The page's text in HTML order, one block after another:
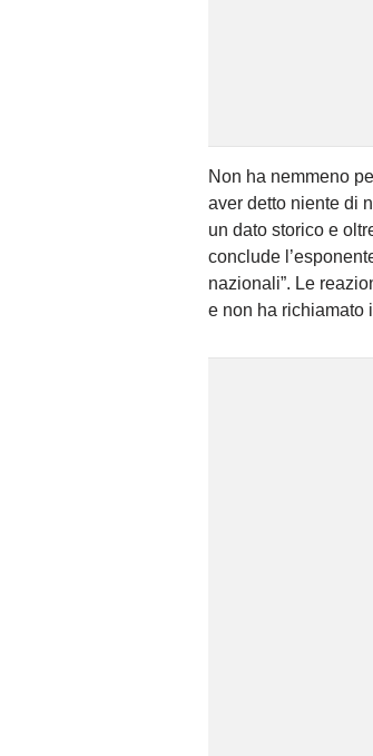
Non ha nemmeno
aver detto niente di
un dato storico e
conclude
nazionali”. Le
e non ha richiamato